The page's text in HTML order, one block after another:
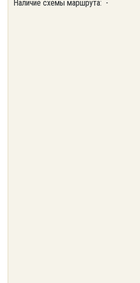
Наличие схемы маршрута: -